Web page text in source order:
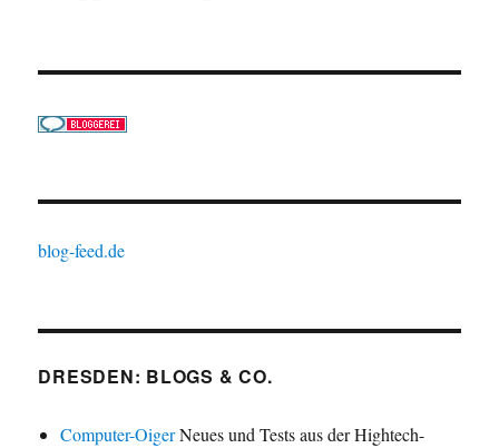
blog-feed.de
DRESDEN: BLOGS & CO.
Computer-OigerNeues und Tests aus der Hightech-